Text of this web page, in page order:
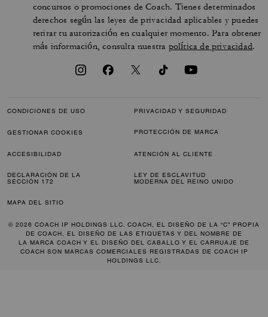
concursos o promociones de Coach. Tienes determinados
derechos según las leyes de privacidad aplicables y puedes
retirar tu autorización en cualquier momento. Para obtener
más información, consulta nuestra política de privacidad.
CONDICIONES DE USO PRIVACIDAD Y SEGURIDAD
GESTIONAR COOKIES PROTECCIÓN DE MARCA
ACCESIBILIDAD ATENCIÓN AL CLIENTE
DECLARACIÓN DE LA
SECCIÓN 172
LEY DE ESCLAVITUD
MODERNA DEL REINO UNIDO
MAPA DEL SITIO
© 2026 COACH IP HOLDINGS LLC. COACH, EL DISEÑO DE LA “C” PROPIA
DE COACH, EL DISEÑO DE LAS ETIQUETAS Y DEL NOMBRE DE
LA MARCA COACH Y EL DISEÑO DEL CABALLO Y EL CARRUAJE DE
COACH SON MARCAS COMERCIALES REGISTRADAS DE COACH IP
HOLDINGS LLC.